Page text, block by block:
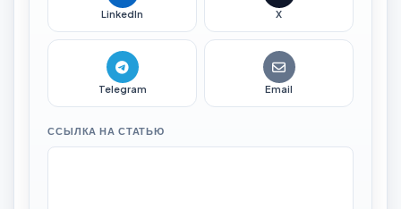
LinkedIn X
Telegram Email
ССЫЛКА НА СТАТЬЮ